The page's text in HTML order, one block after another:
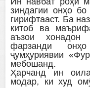
зиндагии онҳо
гирифтааст. Ба
китоб ва
аъзои
фарзанди
ҷумҳуриявии
мебошанд.
Ҳарчанд ин
модар, ки худ